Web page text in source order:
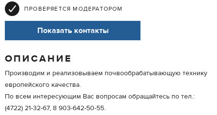
ПРОВЕРЯЕТСЯ МОДЕРАТОРОМ
Показать контакты
ОПИСАНИЕ
Производим и реализовываем почвообрабатывающую технику
европейского качества.
По всем интересующим Вас вопросам обращайтесь по тел.:
(4722) 21-32-67, 8 903-642-50-55.